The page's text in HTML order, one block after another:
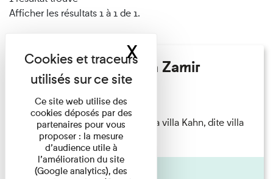
Afficher les résultats 1 à 1 de 1.
Hélène Gaudy - Villa Zamir
Lecture
couchant) [Angle nord-est de la villa Kahn, dite villa
Zamir et lumières du ...
Pages
Ce site web utilise des
cookies déposés par des
partenaires pour vous
proposer : la mesure
d’audience utile à
l’amélioration du site
(Google analytics), des
XMasquer le